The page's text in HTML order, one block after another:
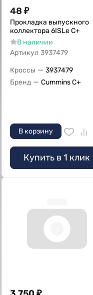
48 ₽
Прокладка выпускного
коллектора 6ISLe C+
В наличии
Артикул 3937479
Кроссы — 3937479
Бренд — Cummins C+
В корзину
Купить в 1 клик